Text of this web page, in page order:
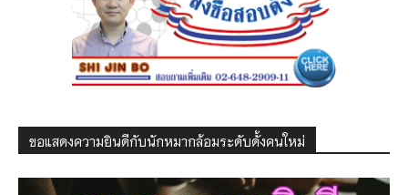
ขอแสดงความยินดีกับนักหมากล้อมระดับดั้งคนใหม่